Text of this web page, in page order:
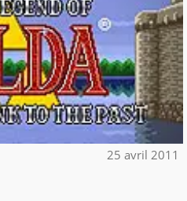
25 avril 2011